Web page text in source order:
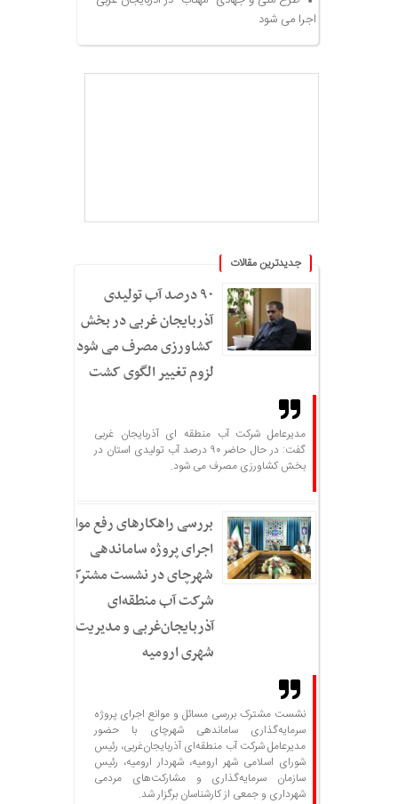
اجرا می شود
جدیدترین مقالات
۹۰ درصد آب تولیدی
آذربایجان غربی در بخش
کشاورزی مصرف می شود؛
لزوم تغییر الگوی کشت
مدیرعامل شرکت آب منطقه ای آذربایجان غربی
گفت: در حال حاضر ۹۰ درصد آب تولیدی استان در
بخش کشاورزی مصرف می شود.
بررسی راهکارهای رفع موانع
اجرای پروژه ساماندهی
شهرچای در نشست مشترک
شرکت آب منطقه‌ای
آذربایجان‌غربی و مدیریت
شهری ارومیه
نشست مشترک بررسی مسائل و موانع اجرای پروژه
سرمایه‌گذاری ساماندهی شهرچای با حضور
مدیرعامل شرکت آب منطقه‌ای آذربایجان‌غربی، رئیس
شورای اسلامی شهر ارومیه، شهردار ارومیه، رئیس
سازمان سرمایه‌گذاری و مشارکت‌های مردمی
شهرداری و جمعی از کارشناسان برگزار شد.